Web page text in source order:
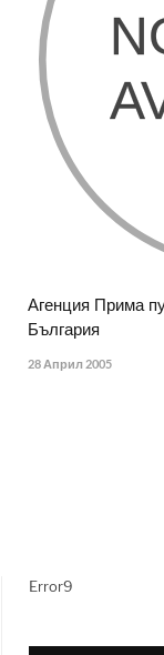
Агенция Прима
България
28 Април 2005
Error9